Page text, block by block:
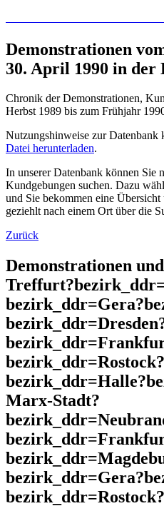
Demonstrationen
30. April 1990 in der
Chronik der Demonstrationen,
Herbst 1989 bis zum Frühjahr
Nutzungshinweise zur Datenbank
Datei herunterladen.
In unserer Datenbank können Sie
Kundgebungen suchen. Dazu
und Sie bekommen eine
geziehlt nach einem Ort über die
Zurück
Demonstrationen
Marx-Stadt?